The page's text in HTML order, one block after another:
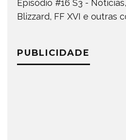
Episódio #16 S3 -
Blizzard, FF XVI e outras
PUBLICIDADE